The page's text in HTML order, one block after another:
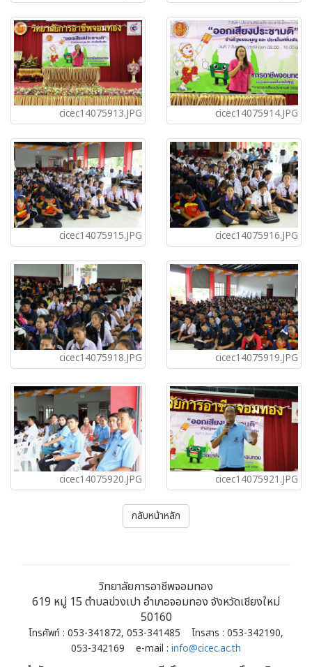
cicec14075913.JPG cicec14075914.JPG
cicec14075915.JPG cicec14075916.JPG
cicec14075918.JPG cicec14075919.JPG
cicec14075920.JPG cicec14075921.JPG
กลับหน้าหลัก
วิทยาลัยการอาชีพจอมทอง
619 หมู่ 15 ตำบลข่วงเปา อำเภอจอมทอง จังหวัดเชียงใหม่
50160
โทรศัพท์ : 053-341872, 053-341485 โทรสาร : 053-342190,
053-342169 e-mail : info@cicec.ac.th